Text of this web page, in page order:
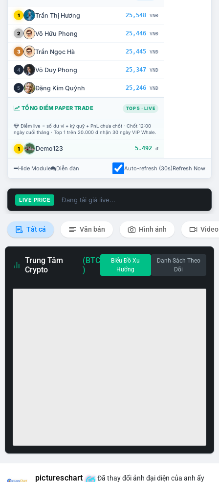
1 Trần Thị Hương 25,548 VNĐ
2 Võ Hữu Phong 25,446 VNĐ
3 Trần Ngọc Hà 25,445 VNĐ
4 Võ Duy Phong 25,347 VNĐ
5 Đặng Kim Quỳnh 25,246 VNĐ
TỔNG ĐIỂM PAPER TRADE TOP 5 · LIVE
Điểm live = số dư ví + ký quỹ + PnL chưa chốt · Chốt 12:00
ngày cuối tháng · Top 1 trên 20.000 đ nhận 30 ngày VIP Whale.
1 Demo123 5.492 đ
Hide Module Diễn đàn Auto-refresh (30s)Refresh Now
LIVE PRICE Đang tải giá live...
Tất cả Văn bản Hình ảnh Video
Trung Tâm
Crypto
(BTC
)
Biểu Đồ Xu
Hướng
Danh Sách Theo
Dõi
pictureschart Đã thay đổi ảnh đại diện của anh ấy